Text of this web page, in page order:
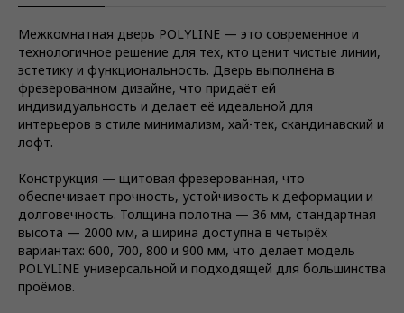
Межкомнатная дверь POLYLINE — это современное и
технологичное решение для тех, кто ценит чистые линии,
эстетику и функциональность. Дверь выполнена в
фрезерованном дизайне, что придаёт ей
индивидуальность и делает её идеальной для
интерьеров в стиле минимализм, хай-тек, скандинавский и
лофт.
Конструкция — щитовая фрезерованная, что
обеспечивает прочность, устойчивость к деформации и
долговечность. Толщина полотна — 36 мм, стандартная
высота — 2000 мм, а ширина доступна в четырёх
вариантах: 600, 700, 800 и 900 мм, что делает модель
POLYLINE универсальной и подходящей для большинства
проёмов.